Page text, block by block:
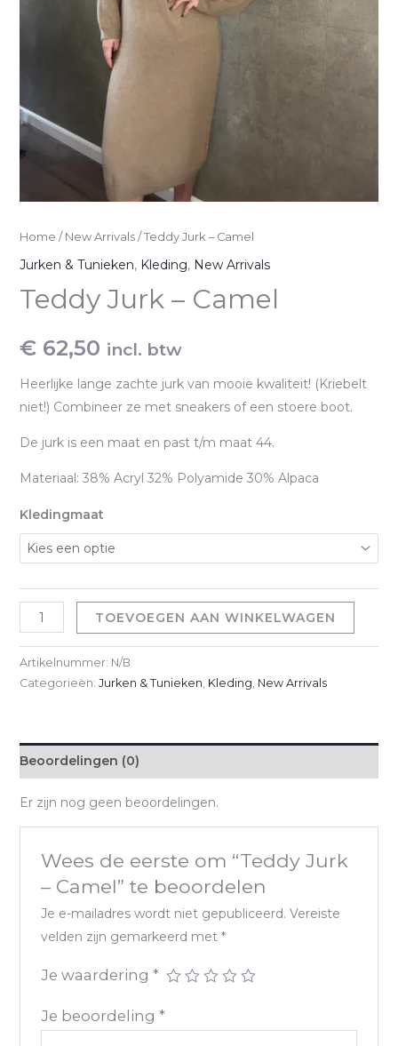
Home / New Arrivals/ Teddy Jurk – Camel
Jurken & Tunieken, Kleding, New Arrivals
Teddy Jurk – Camel
€62,50 incl. btw
Heerlijke lange zachte jurk van mooie kwaliteit! (Kriebelt
niet!) Combineer ze met sneakers of een stoere boot.
De jurk is een maat en past t/m maat 44.
Materiaal: 38% Acryl 32% Polyamide 30% Alpaca
Kledingmaat
Teddy
Jurk
-
Camel
TOEVOEGEN AAN WINKELWAGEN
Artikelnummer: N/B
Categorieën: Jurken & Tunieken, Kleding, New Arrivals
Beoordelingen (0)
Er zijn nog geen beoordelingen.
Wees de eerste om “Teddy Jurk
– Camel” te beoordelen
Je e-mailadres wordt niet gepubliceerd. Vereiste
velden zijn gemarkeerd met *
Je waardering *
Je beoordeling *